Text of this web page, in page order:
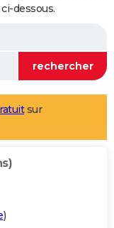
dessous.
sur
)